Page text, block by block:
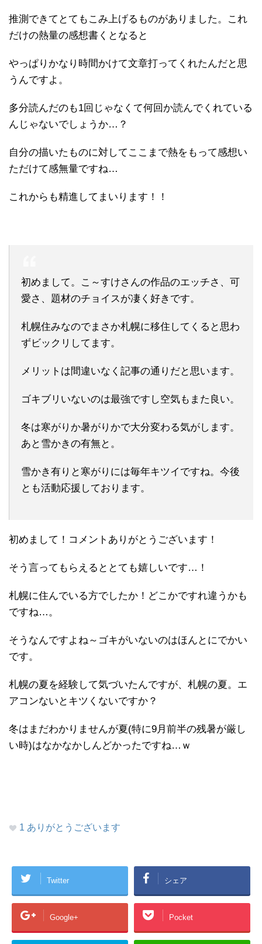
推測できてとてもこみ上げるものがありました。これ
だけの熱量の感想書くとなると
やっぱりかなり時間かけて文章打ってくれたんだと思
うんですよ。
多分読んだのも1回じゃなくて何回か読んでくれている
んじゃないでしょうか…？
自分の描いたものに対してここまで熱をもって感想い
ただけて感無量ですね…
これからも精進してまいります！！
初めまして。こ～すけさんの作品のエッチさ、可
愛さ、題材のチョイスが凄く好きです。
札幌住みなのでまさか札幌に移住してくると思わ
ずビックリしてます。
メリットは間違いなく記事の通りだと思います。
ゴキブリいないのは最強ですし空気もまた良い。
冬は寒がりか暑がりかで大分変わる気がします。
あと雪かきの有無と。
雪かき有りと寒がりには毎年キツイですね。今後
とも活動応援しております。
初めまして！コメントありがとうございます！
そう言ってもらえるととても嬉しいです…！
札幌に住んでいる方でしたか！どこかですれ違うかも
ですね…。
そうなんですよね～ゴキがいないのはほんとにでかい
です。
札幌の夏を経験して気づいたんですが、札幌の夏。エ
アコンないとキツくないですか？
冬はまだわかりませんが夏(特に9月前半の残暑が厳し
い時)はなかなかしんどかったですね…ｗ
1 ありがとうございます
Twitter シェア
Google+ Pocket